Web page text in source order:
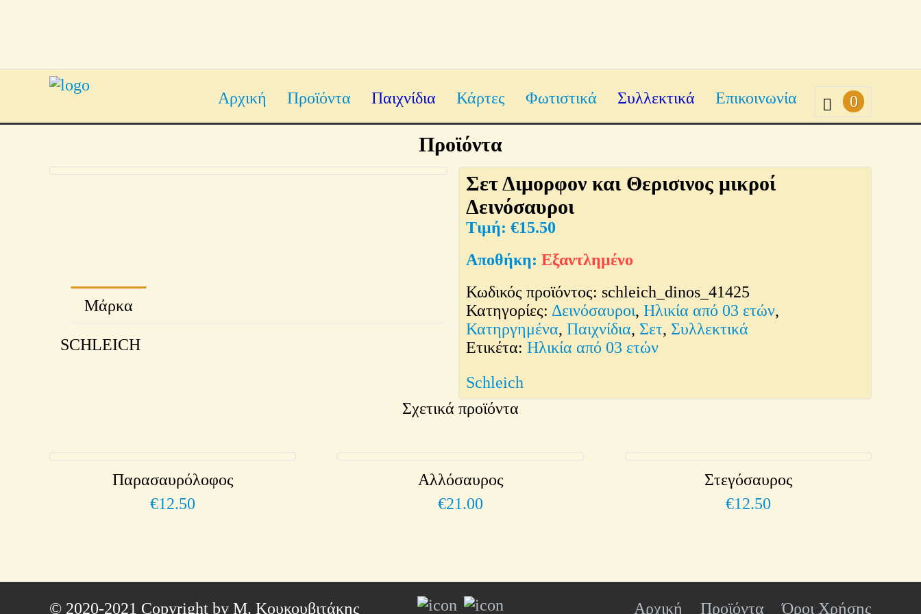
Αρχική Προϊόντα Παιχνίδια Κάρτες Φωτιστικά Συλλεκτικά Επικοινωνία 0
Προϊόντα
Σετ Διμορφον και Θερισινος μικροί
Δεινόσαυροι
€15.50
Εξαντλημένο
Κωδικός προϊόντος: schleich_dinos_41425
Κατηγορίες: Δεινόσαυροι,Ηλικία από 03 ετών,
Κατηργημένα,Παιχνίδια, Σετ, Συλλεκτικά
Ετικέτα:Ηλικία από 03 ετών
Schleich
Μάρκα
SCHLEICH
Σχετικά προϊόντα
Παρασαυρόλοφος
€12.50
Αλλόσαυρος
€21.00
Στεγόσαυρος
€12.50
Αρχική Προϊόντα Όροι Χρήσης
© 2020-2021 Copyright by Μ. Κουκουβιτάκης